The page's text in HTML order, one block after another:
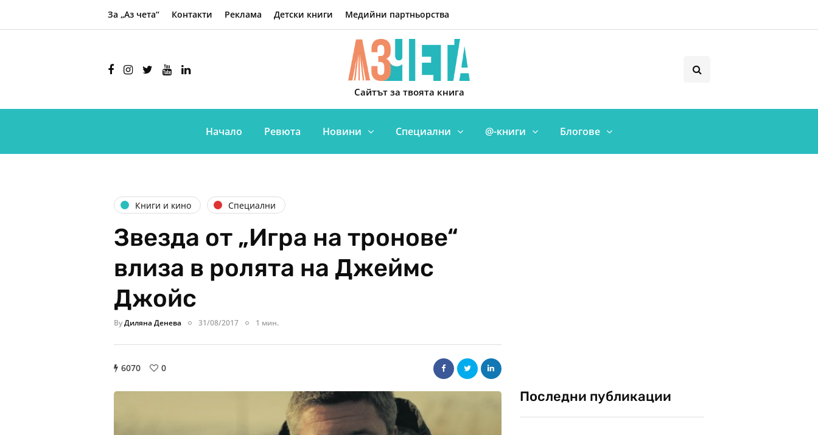
За „Аз чета“ Контакти Реклама Детски книги Медийни партньорства
Сайтът за твоята книга
Начало Ревюта Новини Специални @-книги Блогове
Книги и кино Специални
Звезда от „Игра на тронове“
влиза в ролята на Джеймс
Джойс
ByДиляна Денева 31/08/2017 1 мин.
6070 0
Последни публикации